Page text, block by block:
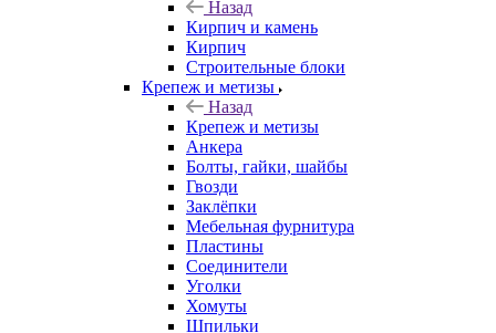
Назад
Кирпич и камень
Кирпич
Строительные блоки
Крепеж и метизы
Назад
Крепеж и метизы
Анкера
Болты, гайки, шайбы
Гвозди
Заклёпки
Мебельная фурнитура
Пластины
Соединители
Уголки
Хомуты
Шпильки